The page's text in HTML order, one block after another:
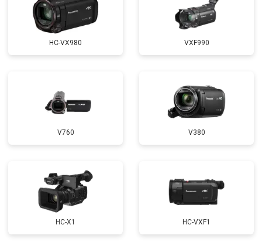
HC-VX980 VXF990
V760 V380
HC-X1 HC-VXF1